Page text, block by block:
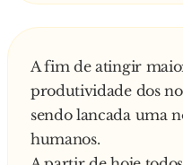
A fim de atingir
produtividade dos
sendo lancada uma
humanos.